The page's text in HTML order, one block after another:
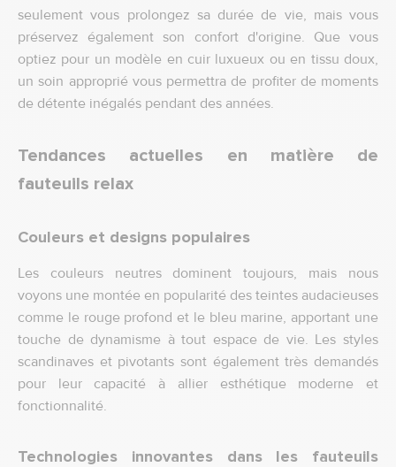
seulement vous prolongez sa durée de vie, mais vous
préservez également son confort d'origine. Que vous
optiez pour un modèle en cuir luxueux ou en tissu doux,
un soin approprié vous permettra de profiter de moments
de détente inégalés pendant des années.
Tendances actuelles en matière de
fauteuils relax
Couleurs et designs populaires
Les couleurs neutres dominent toujours, mais nous
voyons une montée en popularité des teintes audacieuses
comme le rouge profond et le bleu marine, apportant une
touche de dynamisme à tout espace de vie. Les styles
scandinaves et pivotants sont également très demandés
pour leur capacité à allier esthétique moderne et
fonctionnalité.
Technologies innovantes dans les fauteuils